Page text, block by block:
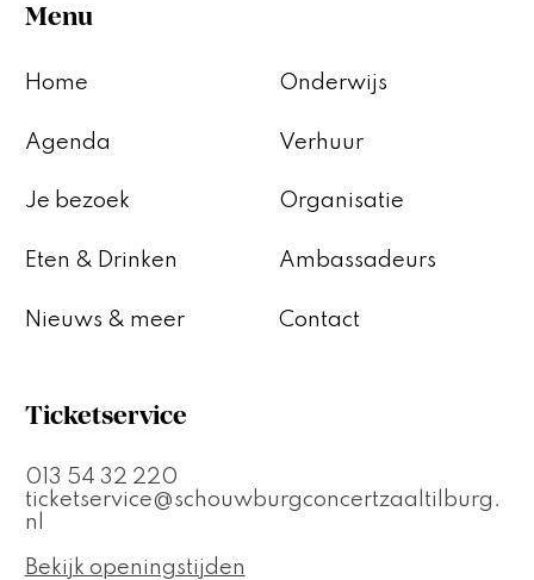
Menu
Home
Agenda
Je bezoek
Eten & Drinken
Nieuws & meer
Onderwijs
Verhuur
Organisatie
Ambassadeurs
Contact
Ticketservice
013 54 32 220
ticketservice@schouwburgconcertzaaltilburg.
nl
Bekijk openingstijden